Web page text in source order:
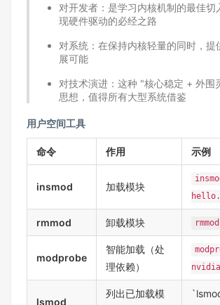
对开发者：是学习内核机制的最佳切
现硬件驱动的必经之路​
对系统：在保持内核轻量的同时，提
展可能​
对技术演进：这种 "核心稳定 + 外围
思想，值得所有大型系统借鉴​
用户空间工具
命令 作用 示例
insmod 加载模块
rmmod 卸载模块
modprobe
智能加载（处
理依赖）
nvidia
lsmod
列出已加载模